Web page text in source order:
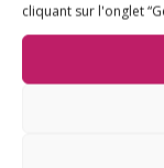
cliquant sur l'onglet
COMPRENDRE